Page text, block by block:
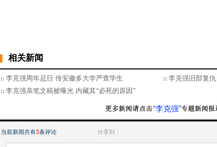
相关新闻
李克强周年忌日 传安徽多大学严查学生
李克强旧部复
李克强亲笔文稿被曝光 内藏其“必死的原因”
“李克强”
当前新闻共有3条评论 分享到：